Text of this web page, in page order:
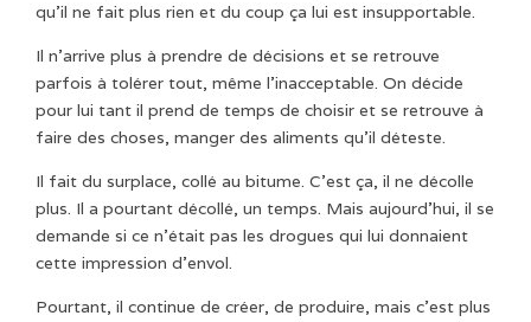
qu’il ne fait plus rien et du coup ça lui est insupportable.
Il n’arrive plus à prendre de décisions et se retrouve
parfois à tolérer tout, même l’inacceptable. On décide
pour lui tant il prend de temps de choisir et se retrouve à
faire des choses, manger des aliments qu’il déteste.
Il fait du surplace, collé au bitume. C’est ça, il ne décolle
plus. Il a pourtant décollé, un temps. Mais aujourd’hui, il se
demande si ce n’était pas les drogues qui lui donnaient
cette impression d’envol.
Pourtant, il continue de créer, de produire, mais c’est plus